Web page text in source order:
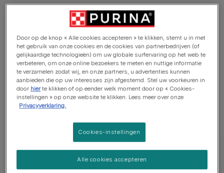
Droogvoer, of brokken, is een populaire keuze die
helpt de tandgezondheid te behouden door het
Natvoerheeft een hoger vochtgehalte, wat gunstig
kan zijn voor de hydratatie en vaak de voorkeur
heeft van kieskeurige eters.
Diëten metvers voerzijn ook een optie, hoewel ze
een zorgvuldige voorbereiding vereisen om een
Ons Assortiment Hondenvoer
Door op de knop « Alle cookies accepteren » te klikken, stemt u in met
het gebruik van onze cookies en de cookies van partnerbedrijven (of
gelijkaardige technologieën) om uw globale surfervaring op het web te
verbeteren, om onze online bezoekers te meten en nuttige informatie
te verzamelen zodat wij, en onze partners, u advertenties kunnen
aanbieden die op uw interesses zijn afgestemd. Stel uw voorkeuren in
door hierte klikken of op eender welk moment door op « Cookies-
instellingen » op onze website te klikken. Lees meer over onze
Privacyverklaring.
Cookies-instellingen
Alle cookies accepteren